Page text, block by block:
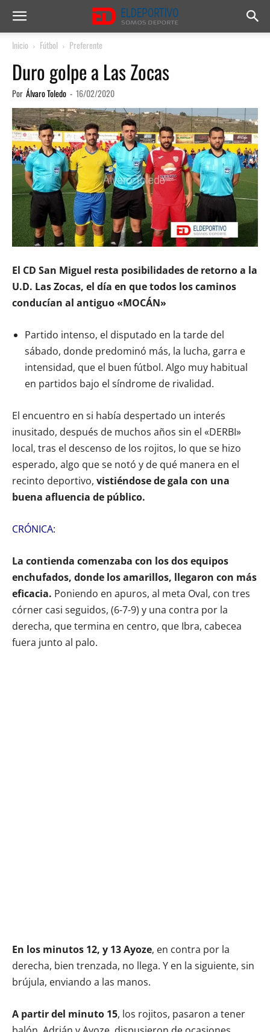
Inicio Fútbol Preferente
Duro golpe a Las Zocas
Por Álvaro Toledo - 16/02/2020
El CD San Miguel resta posibilidades de retorno a la
U.D. Las Zocas, el día en que todos los caminos
conducían al antiguo «MOCÁN»
Partido intenso, el disputado en la tarde del
sábado, donde predominó más, la lucha, garra e
intensidad, que el buen fútbol. Algo muy habitual
en partidos bajo el síndrome de rivalidad.
El encuentro en si había despertado un interés
inusitado, después de muchos años sin el «DERBI»
local, tras el descenso de los rojitos, lo que se hizo
esperado, algo que se notó y de qué manera en el
recinto deportivo, vistiéndose de gala con una
buena afluencia de público.
CRÓNICA:
La contienda comenzaba con los dos equipos
enchufados, donde los amarillos, llegaron con más
eficacia. Poniendo en apuros, al meta Oval, con tres
córner casi seguidos, (6-7-9) y una contra por la
derecha, que termina en centro, que Ibra, cabecea
fuera junto al palo.
En los minutos 12, y 13 Ayoze, en contra por la
derecha, bien trenzada, no llega. Y en la siguiente, sin
brújula, enviando a las manos.
A partir del minuto 15, los rojitos, pasaron a tener